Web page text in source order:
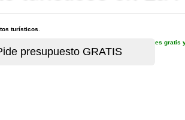
turísticos
es gratis